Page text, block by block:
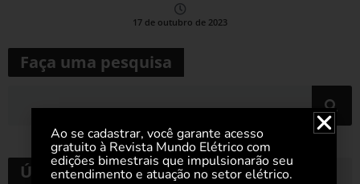
17 de outubro de 2023
Faça uma pesquisa
Últimas notícias
Ao se cadastrar, você garante acesso
gratuito à Revista Mundo Elétrico com
edições bimestrais que impulsionarão seu
entendimento e atuação no setor elétrico.